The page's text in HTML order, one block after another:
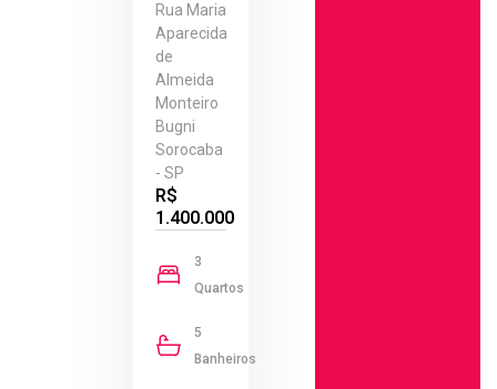
Rua Maria
Aparecida
de
Almeida
Monteiro
Bugni
Sorocaba
- SP
R$
1.400.000
3
Quartos
5
Banheiros